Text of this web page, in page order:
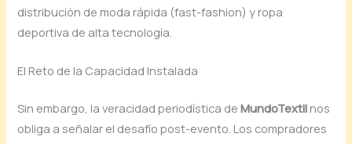
distribución de moda rápida (fast-fashion) y ropa
deportiva de alta tecnología.
El Reto de la Capacidad Instalada
Sin embargo, la veracidad periodística deMundoTextil nos
obliga a señalar el desafío post-evento. Los compradores